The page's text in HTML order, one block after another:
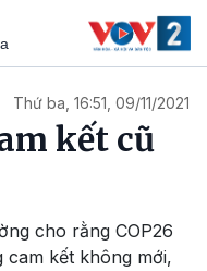
Thứ ba, 16:51, 09/11/2021
kết cũ
cho rằng COP26
kết không mới,